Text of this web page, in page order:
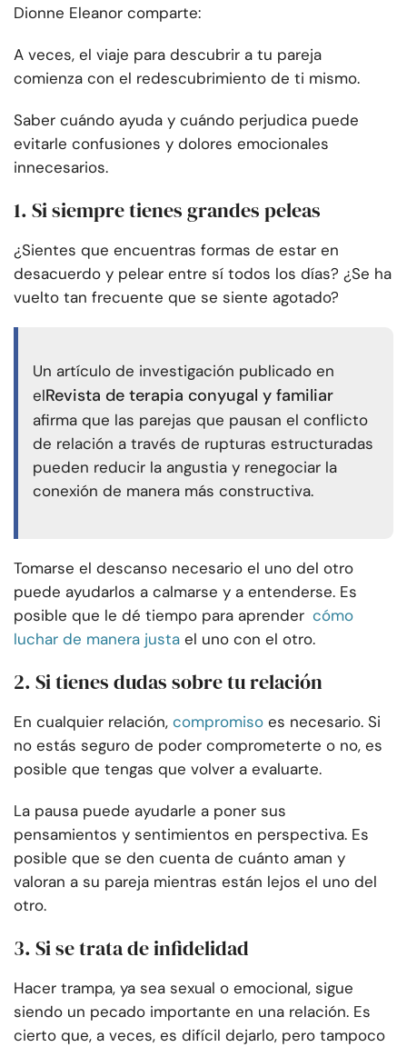
Dionne Eleanor comparte:
A veces, el viaje para descubrir a tu pareja
comienza con el redescubrimiento de ti mismo.
Saber cuándo ayuda y cuándo perjudica puede
evitarle confusiones y dolores emocionales
innecesarios.
1. Si siempre tienes grandes peleas
¿Sientes que encuentras formas de estar en
desacuerdo y pelear entre sí todos los días? ¿Se ha
vuelto tan frecuente que se siente agotado?
Un artículo de investigación publicado en
elRevista de terapia conyugal y familiar
afirma que las parejas que pausan el conflicto
de relación a través de rupturas estructuradas
pueden reducir la angustia y renegociar la
conexión de manera más constructiva.
Tomarse el descanso necesario el uno del otro
puede ayudarlos a calmarse y a entenderse. Es
posible que le dé tiempo para aprender cómo
luchar de manera justa el uno con el otro.
2. Si tienes dudas sobre tu relación
En cualquier relación, compromiso es necesario. Si
no estás seguro de poder comprometerte o no, es
posible que tengas que volver a evaluarte.
La pausa puede ayudarle a poner sus
pensamientos y sentimientos en perspectiva. Es
posible que se den cuenta de cuánto aman y
valoran a su pareja mientras están lejos el uno del
otro.
3. Si se trata de infidelidad
Hacer trampa, ya sea sexual o emocional, sigue
siendo un pecado importante en una relación. Es
cierto que, a veces, es difícil dejarlo, pero tampoco